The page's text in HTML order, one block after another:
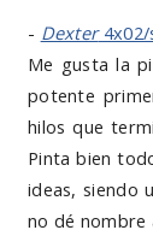
- Dexter4x02/
Me gusta la
potente
hilos que
Pinta bien
ideas, siendo
no dé nombre